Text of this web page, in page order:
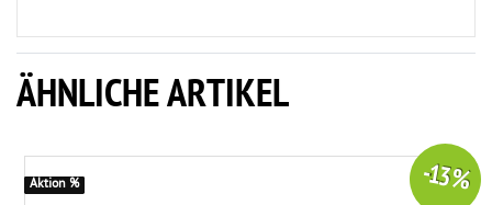
ÄHNLICHE ARTIKEL
-13 %
Aktion %